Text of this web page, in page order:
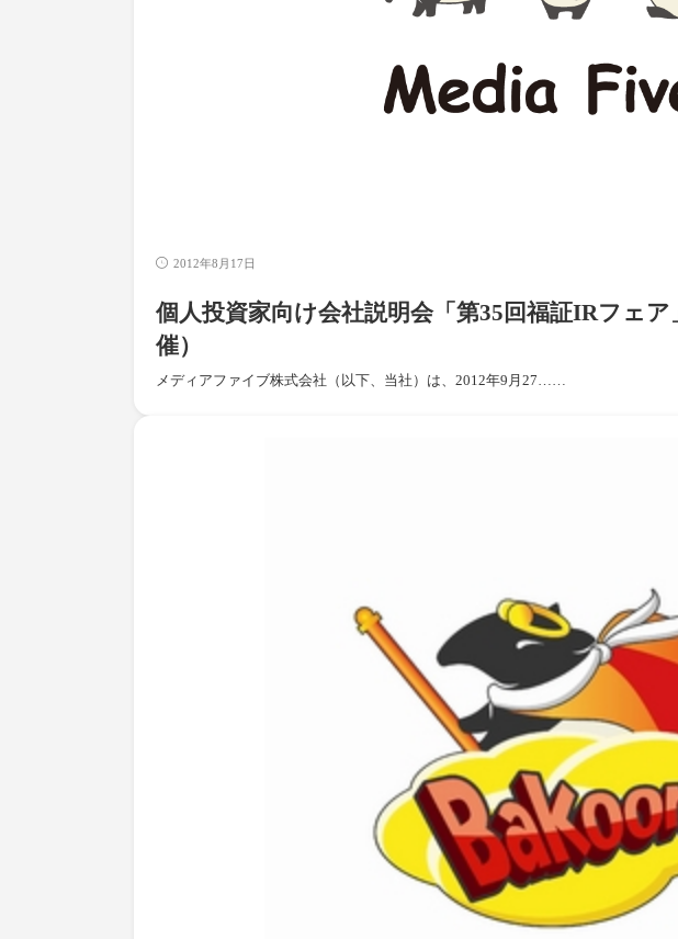
2012年8月17日
個人投資家向け会社説明会「第35回福証IRフェ
催）
メディアファイブ株式会社（以下、当社）は、2012年9月27……